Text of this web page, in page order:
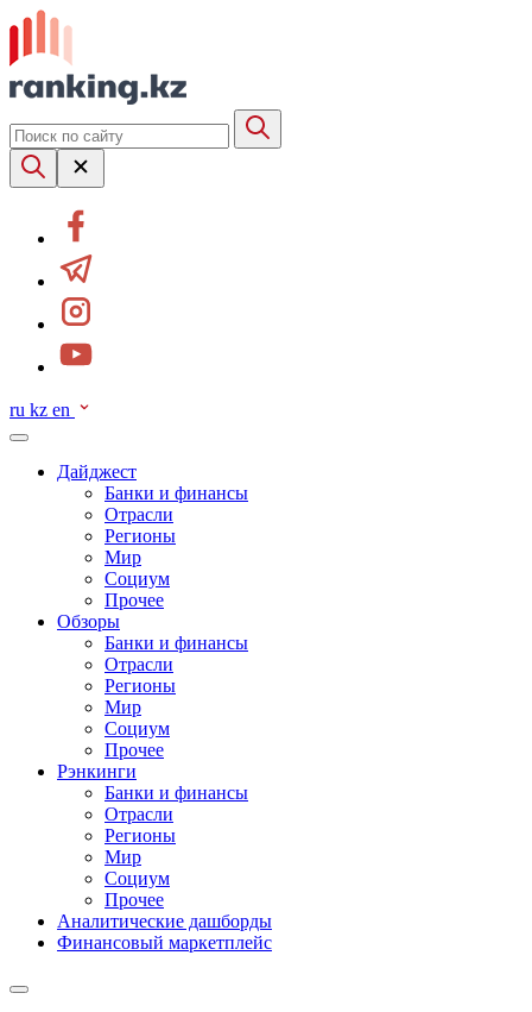
ru kz en
Дайджест
Банки и финансы
Отрасли
Регионы
Мир
Социум
Прочее
Обзоры
Банки и финансы
Отрасли
Регионы
Мир
Социум
Прочее
Рэнкинги
Банки и финансы
Отрасли
Регионы
Мир
Социум
Прочее
Аналитические дашборды
Финансовый маркетплейс